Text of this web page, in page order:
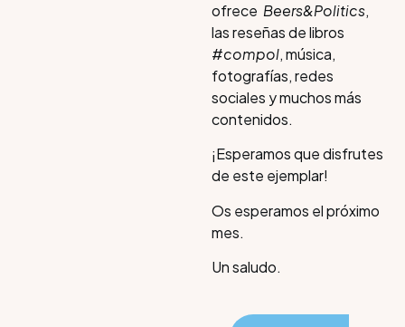
ofrece Beers&Politics,
las reseñas de libros
#compol, música,
fotografías, redes
sociales y muchos más
contenidos.
¡Esperamos que disfrutes
de este ejemplar!
Os esperamos el próximo
mes.
Un saludo.